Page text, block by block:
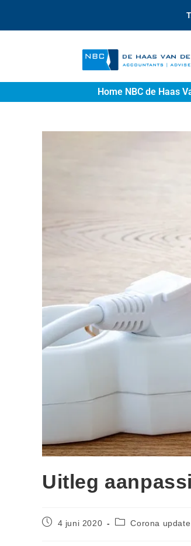
Home NBC de Haas
Uitleg
4 juni 2020 Corona update